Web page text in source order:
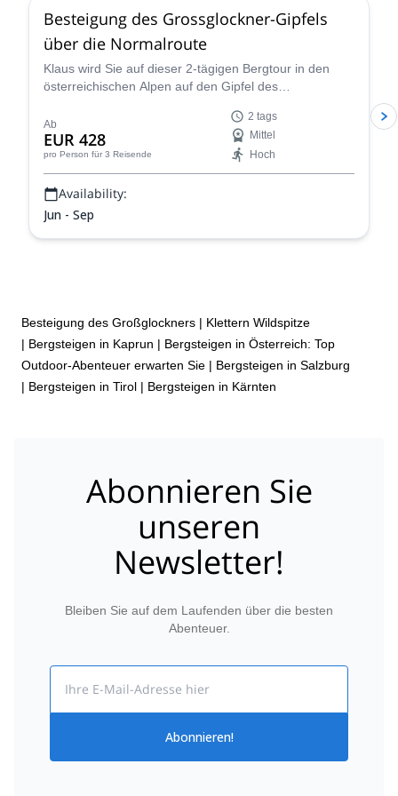
Besteigung des Grossglockner-Gipfels
über die Normalroute
Klaus wird Sie auf dieser 2-tägigen Bergtour in den
österreichischen Alpen auf den Gipfel des
atemberaubend!
Ab
EUR 428
pro Person für 3 Reisende
2 tags
Mittel
Hoch
Availability:
Jun - Sep
Besteigung des Großglockners | Klettern Wildspitze
| Bergsteigen in Kaprun | Bergsteigen in Österreich: Top
Outdoor-Abenteuer erwarten Sie | Bergsteigen in Salzburg
| Bergsteigen in Tirol | Bergsteigen in Kärnten
Abonnieren Sie
unseren
Newsletter!
Bleiben Sie auf dem Laufenden über die besten
Abenteuer.
Abonnieren!